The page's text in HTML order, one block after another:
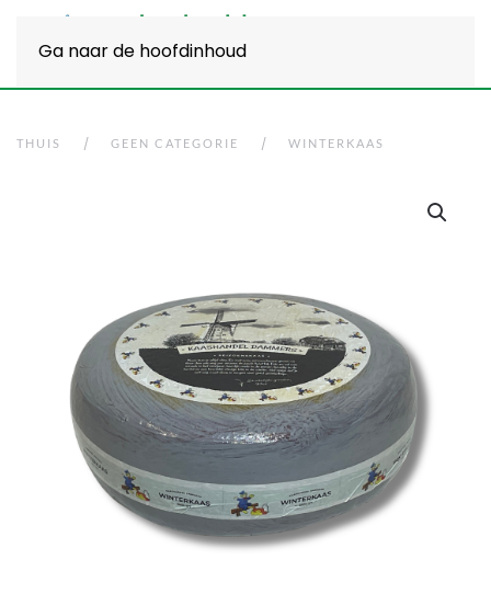
Ga naar de hoofdinhoud
THUIS GEEN CATEGORIE WINTERKAAS